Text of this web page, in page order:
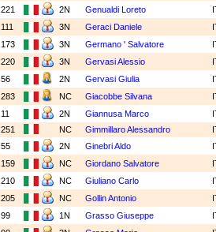
221
2N Genualdi Loreto
111
3N Geraci Daniele
173
3N Germano ' Salvatore
220
3N Gervasi Alessio
56
2N Gervasi Giulia
283
NC Giacobbe Silvana
11
2N Giannusa Marco
251
NC Gimmillaro Alessandro
55
2N Ginebri Aldo
159
NC Giordano Salvatore
210
NC Giuliano Carlo
205
NC Gollin Antonio
99
1N Grasso Giuseppe